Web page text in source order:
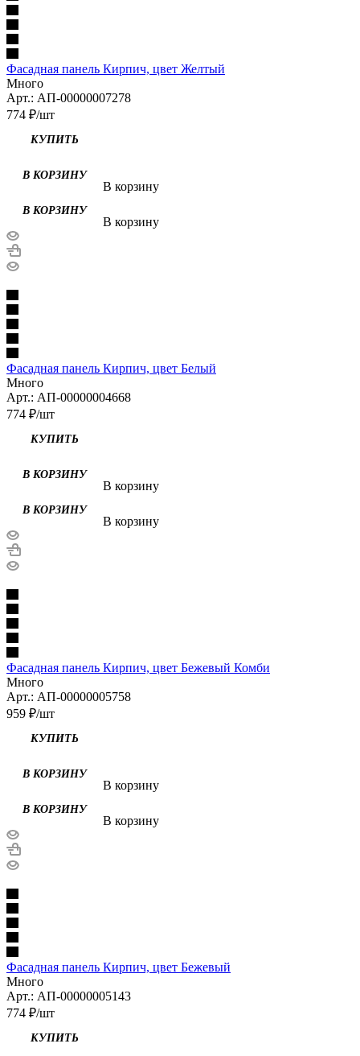
Фасадная панель Кирпич, цвет Желтый
Много
Арт.: АП-00000007278
774 ₽/шт
В корзину
В корзину
Фасадная панель Кирпич, цвет Белый
Много
Арт.: АП-00000004668
774 ₽/шт
В корзину
В корзину
Фасадная панель Кирпич, цвет Бежевый Комби
Много
Арт.: АП-00000005758
959 ₽/шт
В корзину
В корзину
Фасадная панель Кирпич, цвет Бежевый
Много
Арт.: АП-00000005143
774 ₽/шт